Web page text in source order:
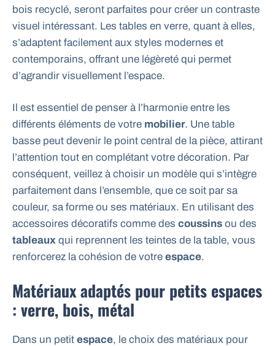
bois recyclé, seront parfaites pour créer un contraste
visuel intéressant. Les tables en verre, quant à elles,
s’adaptent facilement aux styles modernes et
contemporains, offrant une légèreté qui permet
d’agrandir visuellement l’espace.
Il est essentiel de penser à l’harmonie entre les
différents éléments de votre mobilier. Une table
basse peut devenir le point central de la pièce, attirant
l’attention tout en complétant votre décoration. Par
conséquent, veillez à choisir un modèle qui s’intègre
parfaitement dans l’ensemble, que ce soit par sa
couleur, sa forme ou ses matériaux. En utilisant des
accessoires décoratifs comme des coussins ou des
tableaux qui reprennent les teintes de la table, vous
renforcerez la cohésion de votre espace.
Matériaux adaptés pour petits espaces
: verre, bois, métal
Dans un petit espace, le choix des matériaux pour